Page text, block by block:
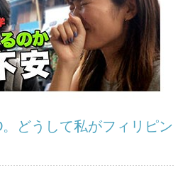
どうして私がフィリピン